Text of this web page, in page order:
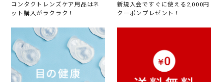
コンタクトレンズケア用品はネ
ット購入がラクラク！
新規入会ですぐに使える2,000円
クーポンプレゼント！